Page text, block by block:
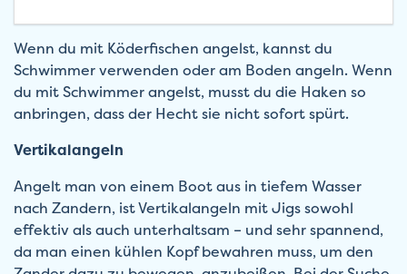
Wenn du mit Köderfischen angelst, kannst du
Schwimmer verwenden oder am Boden angeln. Wenn
du mit Schwimmer angelst, musst du die Haken so
anbringen, dass der Hecht sie nicht sofort spürt.
Vertikalangeln
Angelt man von einem Boot aus in tiefem Wasser
nach Zandern, ist Vertikalangeln mit Jigs sowohl
effektiv als auch unterhaltsam – und sehr spannend,
da man einen kühlen Kopf bewahren muss, um den